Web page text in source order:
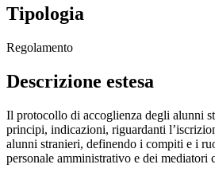
Tipologia
Regolamento
Descrizione estesa
Il protocollo di accoglienza degli alunni
principi, indicazioni, riguardanti
alunni stranieri, definendo i compiti e i
personale amministrativo e dei mediatori